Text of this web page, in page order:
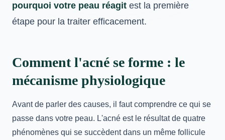
pourquoi votre peau réagit est la première
étape pour la traiter efficacement.
Comment l'acné se forme : le
mécanisme physiologique
Avant de parler des causes, il faut comprendre ce qui se
passe dans votre peau. L'acné est le résultat de quatre
phénomènes qui se succèdent dans un même follicule